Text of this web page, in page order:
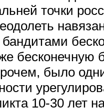
точки
бесконечную
было
10-30 лет